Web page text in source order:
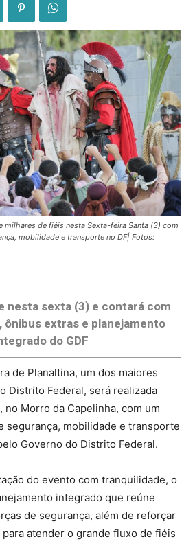
milhares de fiéis nesta Sexta-feira Santa (3) com
mobilidade e transporte no DF| Fotos:
nesta sexta (3) e contará com
extras e planejamento
do GDF
de Planaltina, um dos maiores
Distrito Federal, será realizada
Morro da Capelinha, com um
segurança, mobilidade e transporte
Governo do Distrito Federal.
do evento com tranquilidade, o
integrado que reúne
de segurança, além de reforçar
atender o grande fluxo de fiéis